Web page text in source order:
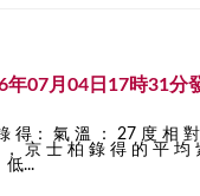
年07月04日17時31分
得： 氣 溫 ： 27 度 相
京 士 柏 錄 得 的 平 均
低...